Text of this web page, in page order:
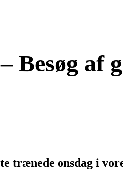
Besøg
trænede onsdag i